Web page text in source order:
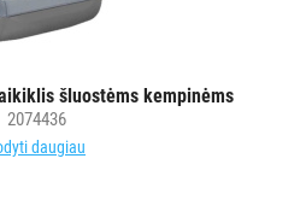
šluostėms kempinėms
2074436
daugiau